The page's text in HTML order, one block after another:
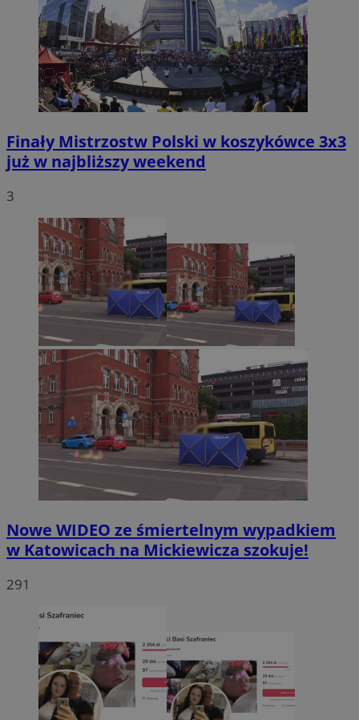
Finały Mistrzostw Polski w koszykówce 3x3
już w najbliższy weekend
3
Nowe WIDEO ze śmiertelnym wypadkiem
w Katowicach na Mickiewicza szokuje!
291